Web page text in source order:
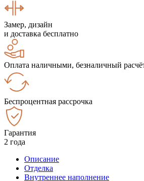
Замер, дизайн
и доставка бесплатно
Оплата наличными, безналичный
Беспроцентная рассрочка
Гарантия
2 года
Описание
Отделка
Внутреннее наполнение